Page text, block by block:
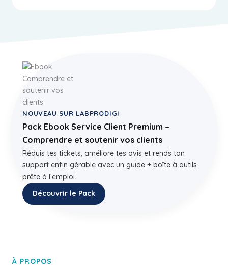
NOUVEAU SUR LABPRODIGI
Pack Ebook Service Client Premium –
Comprendre et soutenir vos clients
Réduis tes tickets, améliore tes avis et rends ton
support enfin gérable avec un guide + boîte à outils
prête à l’emploi.
Découvrir le Pack
À PROPOS